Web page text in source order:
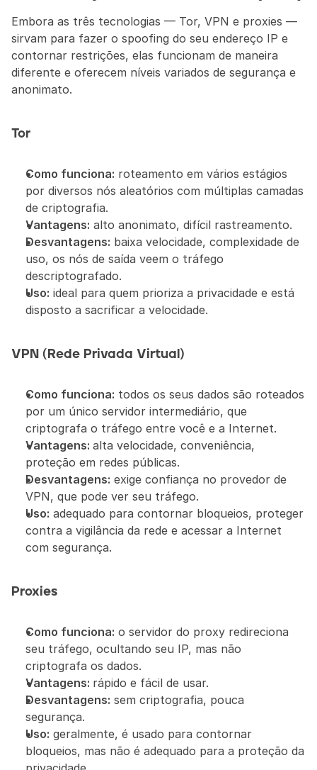
Embora as três tecnologias — Tor, VPN e proxies —
sirvam para fazer o spoofing do seu endereço IP e
contornar restrições, elas funcionam de maneira
diferente e oferecem níveis variados de segurança e
anonimato.
Tor
Como funciona: roteamento em vários estágios
por diversos nós aleatórios com múltiplas camadas
de criptografia.
Vantagens: alto anonimato, difícil rastreamento.
Desvantagens: baixa velocidade, complexidade de
uso, os nós de saída veem o tráfego
descriptografado.
Uso: ideal para quem prioriza a privacidade e está
disposto a sacrificar a velocidade.
VPN (Rede Privada Virtual)
Como funciona: todos os seus dados são roteados
por um único servidor intermediário, que
criptografa o tráfego entre você e a Internet.
Vantagens: alta velocidade, conveniência,
proteção em redes públicas.
Desvantagens: exige confiança no provedor de
VPN, que pode ver seu tráfego.
Uso: adequado para contornar bloqueios, proteger
contra a vigilância da rede e acessar a Internet
com segurança.
Proxies
Como funciona: o servidor do proxy redireciona
seu tráfego, ocultando seu IP, mas não
criptografa os dados.
Vantagens: rápido e fácil de usar.
Desvantagens: sem criptografia, pouca
segurança.
Uso: geralmente, é usado para contornar
bloqueios, mas não é adequado para a proteção da